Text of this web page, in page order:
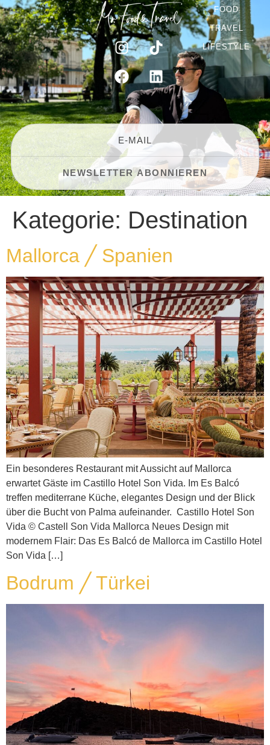
FOOD
TRAVEL
LIFESTYLE
Kategorie: Destination
Mallorca ╱ Spanien
Ein besonderes Restaurant mit Aussicht auf Mallorca
erwartet Gäste im Castillo Hotel Son Vida. Im Es Balcó
treffen mediterrane Küche, elegantes Design und der Blick
über die Bucht von Palma aufeinander. Castillo Hotel Son
Vida © Castell Son Vida Mallorca Neues Design mit
modernem Flair: Das Es Balcó de Mallorca im Castillo Hotel
Son Vida […]
Bodrum ╱ Türkei